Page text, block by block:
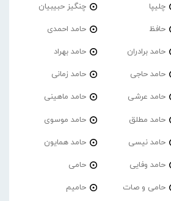
چلیپا چنگیز حبیبیان
حافظ حامد احمدی
حامد برادران حامد بهراد
حامد حاجی حامد زمانی
حامد عرشی حامد ماهینی
حامد مطلق حامد موسوی
حامد نیسی حامد همایون
حامد وفایی حامی
حامی و صات حامیم